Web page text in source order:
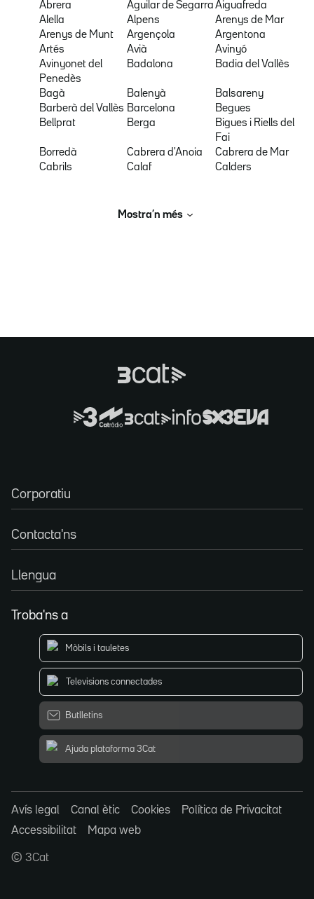
Abrera Aguilar de Segarra Aiguafreda
Alella
Alpens
Arenys de Mar
Arenys de Munt
Argençola
Argentona
Artés
Avià
Avinyó
Avinyonet del
Penedès
Badalona Badia del Vallès
Bagà Balenyà
Balsareny
Barberà del Vallès Barcelona
Begues
Bellprat
Berga
Bigues i Riells del
Fai
Borredà
Cabrera d'Anoia
Cabrera de Mar
Cabrils
Calaf Calders
Mostra’n més
Corporatiu
Contacta'ns
Llengua
Troba'ns a
Mòbils i tauletes
Televisions connectades
Butlletins
Ajuda plataforma 3Cat
Avís legal Canal ètic Cookies
Política de Privacitat
Accessibilitat
Mapa web
© 3Cat